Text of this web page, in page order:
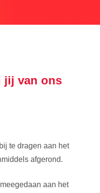
jij van ons
te dragen aan het
afgerond.
aan het